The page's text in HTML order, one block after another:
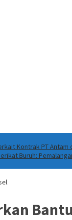
Kontrak PT Antam
Buruh: